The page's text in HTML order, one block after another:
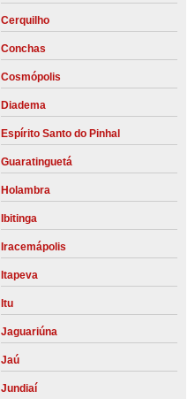
Cerquilho
Conchas
Cosmópolis
Diadema
Espírito Santo do Pinhal
Guaratinguetá
Holambra
Ibitinga
Iracemápolis
Itapeva
Itu
Jaguariúna
Jaú
Jundiaí